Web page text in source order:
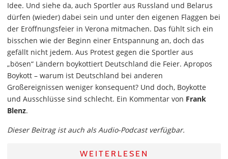
Idee. Und siehe da, auch Sportler aus Russland und Belarus
dürfen (wieder) dabei sein und unter den eigenen Flaggen bei
der Eröffnungsfeier in Verona mitmachen. Das fühlt sich ein
bisschen wie der Beginn einer Entspannung an, doch das
gefällt nicht jedem. Aus Protest gegen die Sportler aus
„bösen“ Ländern boykottiert Deutschland die Feier. Apropos
Boykott – warum ist Deutschland bei anderen
Großereignissen weniger konsequent? Und doch, Boykotte
und Ausschlüsse sind schlecht. Ein Kommentar von Frank
Blenz.
Dieser Beitrag ist auch als Audio-Podcast verfügbar.
WEITERLESEN